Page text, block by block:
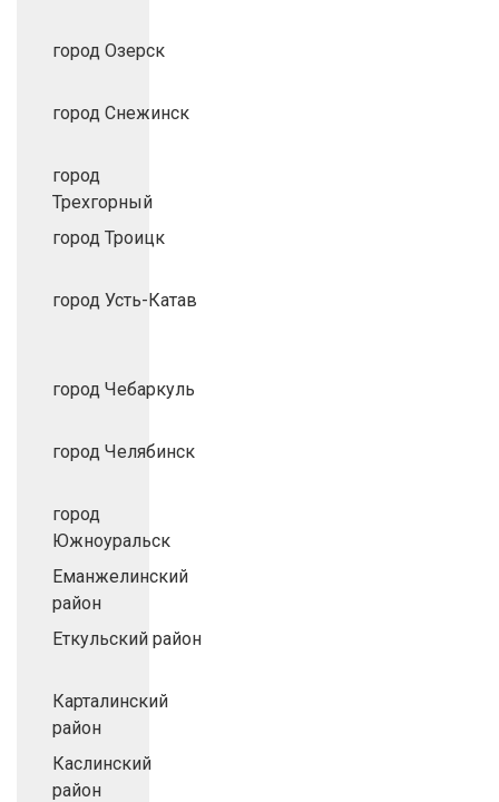
город Озерск
город Снежинск
город
Трехгорный
город Троицк
город Усть-Катав
город Чебаркуль
город Челябинск
город
Южноуральск
Еманжелинский
район
Еткульский район
Карталинский
район
Каслинский
район